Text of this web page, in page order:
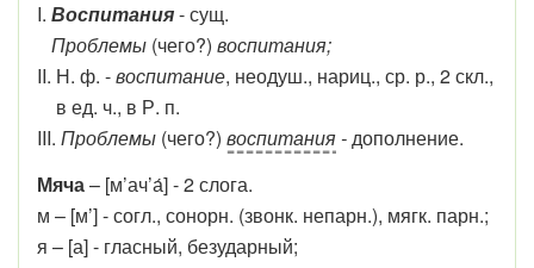
I. Воспитания- сущ.
Проблемы (чего?) воспитания;
II​. Н​​​​​​. ф. -воспитание, неодуш., нариц., ср. р., 2 скл.,
в ед. ч., в Р. п.
II​I. Проблемы (чего?) воспитания- дополнение.
Мяча– [м’ач’а́] - 2 слога.
м – [м’] - согл., сонорн. (звонк. непарн.), мягк. парн.;
я – [а] - гласный, безударный;